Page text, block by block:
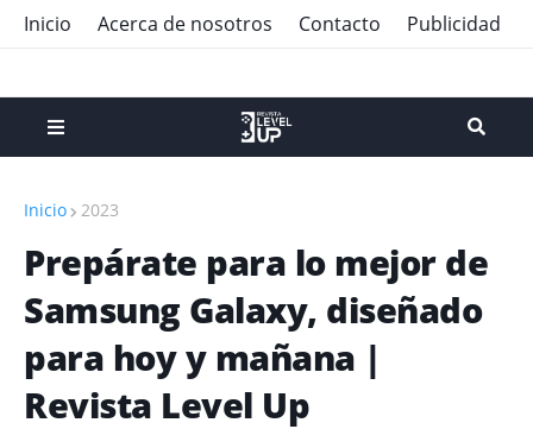
Inicio Acerca de nosotros Contacto Publicidad
Inicio 2023
Prepárate para lo mejor de
Samsung Galaxy, diseñado
para hoy y mañana |
Revista Level Up